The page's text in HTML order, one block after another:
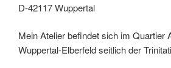
D-42117 Wuppertal
Mein Atelier befindet sich im Quartier
Wuppertal-Elberfeld seitlich der